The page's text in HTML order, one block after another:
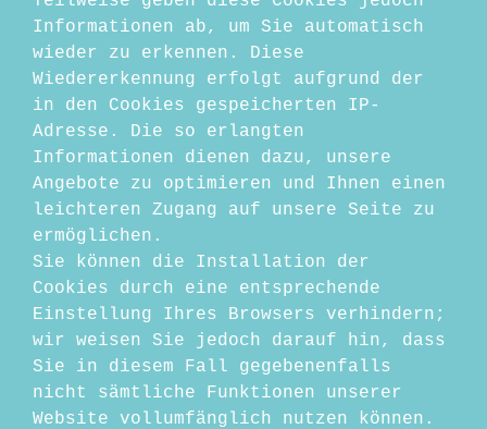
Informationen ab, um Sie automatisch
wieder zu erkennen. Diese
Wiedererkennung erfolgt aufgrund der
in den Cookies gespeicherten IP-
Adresse. Die so erlangten
Informationen dienen dazu, unsere
Angebote zu optimieren und Ihnen einen
leichteren Zugang auf unsere Seite zu
ermöglichen.
Sie können die Installation der
Cookies durch eine entsprechende
Einstellung Ihres Browsers verhindern;
wir weisen Sie jedoch darauf hin, dass
Sie in diesem Fall gegebenenfalls
nicht sämtliche Funktionen unserer
Website vollumfänglich nutzen können.